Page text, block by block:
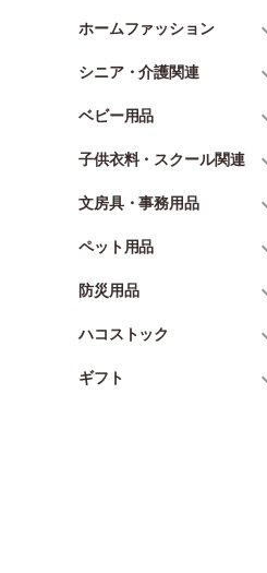
ホームファッション
シニア・介護関連
ベビー用品
子供衣料・スクール関連
文房具・事務用品
ペット用品
防災用品
ハコストック
ギフト